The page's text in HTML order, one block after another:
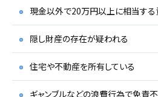
現金以外で20万円以上に相当する
隠し財産の存在が疑われる
住宅や不動産を所有している
ギャンブルなどの浪費行為で免責